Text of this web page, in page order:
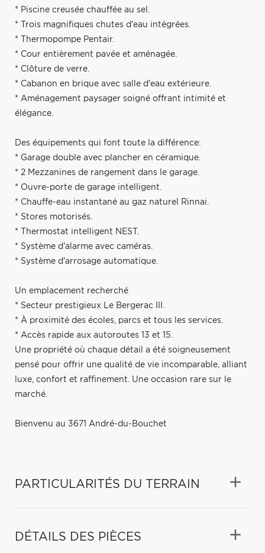
* Piscine creusée chauffée au sel.
* Trois magnifiques chutes d'eau intégrées.
* Thermopompe Pentair.
* Cour entièrement pavée et aménagée.
* Clôture de verre.
* Cabanon en brique avec salle d'eau extérieure.
* Aménagement paysager soigné offrant intimité et
élégance.
Des équipements qui font toute la différence:
* Garage double avec plancher en céramique.
* 2 Mezzanines de rangement dans le garage.
* Ouvre-porte de garage intelligent.
* Chauffe-eau instantané au gaz naturel Rinnai.
* Stores motorisés.
* Thermostat intelligent NEST.
* Système d'alarme avec caméras.
* Système d'arrosage automatique.
Un emplacement recherché
* Secteur prestigieux Le Bergerac III.
* À proximité des écoles, parcs et tous les services.
* Accès rapide aux autoroutes 13 et 15.
Une propriété où chaque détail a été soigneusement
pensé pour offrir une qualité de vie incomparable, alliant
luxe, confort et raffinement. Une occasion rare sur le
marché.
Bienvenu au 3671 André-du-Bouchet
PARTICULARITÉS DU TERRAIN
DÉTAILS DES PIÈCES